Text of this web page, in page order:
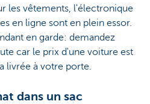
les vêtements, l'électronique
en ligne sont en plein essor.
en garde: demandez
car le prix d'une voiture est
livrée à votre porte.
dans un sac